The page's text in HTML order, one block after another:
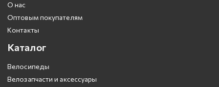
О нас
Оптовым покупателям
Контакты
Каталог
Велосипеды
Велозапчасти и аксессуары